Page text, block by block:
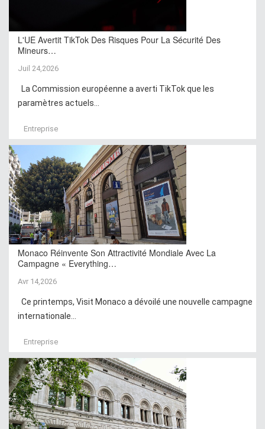
L'UE Avertit TikTok Des Risques Pour La Sécurité Des
Mineurs…
Juil 24,2026
La Commission européenne a averti TikTok que les
paramètres actuels...
Entreprise
Monaco Réinvente Son Attractivité Mondiale Avec La
Campagne « Everything…
Avr 14,2026
Ce printemps, Visit Monaco a dévoilé une nouvelle campagne
internationale...
Entreprise